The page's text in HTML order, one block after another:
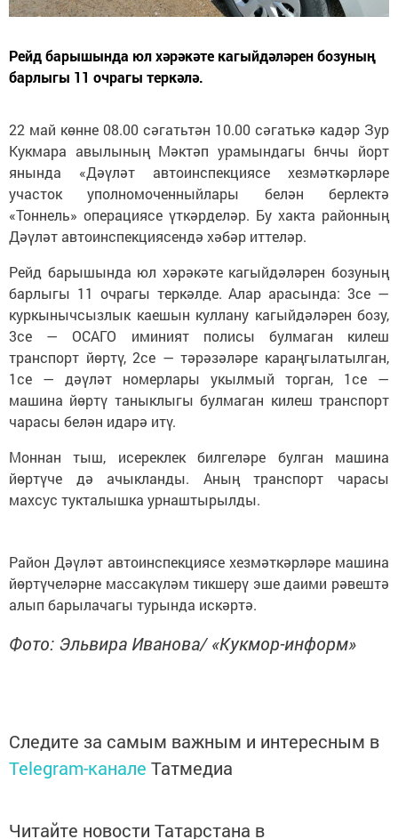
Рейд барышында юл хәрәкәте кагыйдәләрен бозуның
барлыгы 11 очрагы теркәлә.
22 май көнне 08.00 сәгатьтән 10.00 сәгатькә кадәр Зур
Кукмара авылының Мәктәп урамындагы 6нчы йорт
янында «Дәүләт автоинспекциясе хезмәткәрләре
участок уполномоченныйлары белән берлектә
«Тоннель» операциясе үткәрделәр. Бу хакта районның
Дәүләт автоинспекциясендә хәбәр иттеләр.
Рейд барышында юл хәрәкәте кагыйдәләрен бозуның
барлыгы 11 очрагы теркәлде. Алар арасында: 3се —
куркынычсызлык каешын куллану кагыйдәләрен бозу,
3се — ОСАГО иминият полисы булмаган килеш
транспорт йөртү, 2се — тәрәзәләре караңгылатылган,
1се — дәүләт номерлары укылмый торган, 1се —
машина йөртү таныклыгы булмаган килеш транспорт
чарасы белән идарә итү.
Моннан тыш, исереклек билгеләре булган машина
йөртүче дә ачыкланды. Аның транспорт чарасы
махсус тукталышка урнаштырылды.
Район Дәүләт автоинспекциясе хезмәткәрләре машина
йөртүчеләрне массакүләм тикшерү эше даими рәвештә
алып барылачагы турында искәртә.
Фото: Эльвира Иванова/ «Кукмор-информ»
Следите за самым важным и интересным в
Telegram-канале Татмедиа
Читайте новости Татарстана в